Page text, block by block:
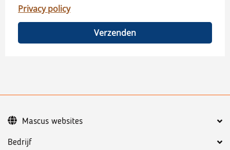
Privacy policy
Verzenden
Bedrijf
Mascus websites